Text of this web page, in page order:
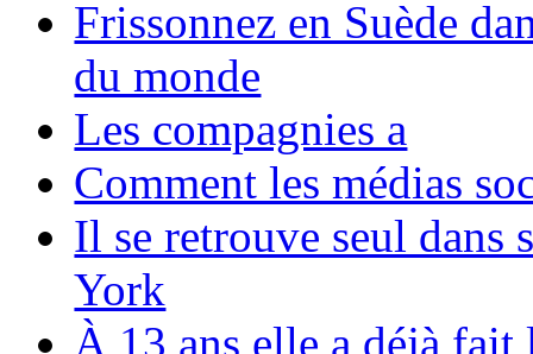
Frissonnez en Suède
du monde
Les compagnies a
Comment les médias
Il se retrouve seul dans
York
À 13 ans elle a déjà